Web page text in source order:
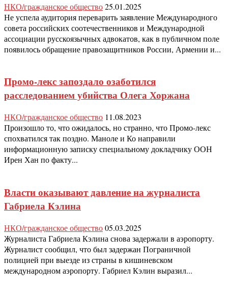
НКО/гражданское общество25.01.2025
Не успела аудитория переварить заявление Международного
совета российских соотечественников и Международной
ассоциации русскоязычных адвокатов, как в публичном поле
появилось обращение правозащитников России, Армении и...
Промо-лекс запоздало озаботился
расследованием убийства Олега Хоржана
НКО/гражданское общество 11.08.2023
Произошло то, что ожидалось, но странно, что Промо-лекс
спохватился так поздно. Маноле и Ко направили
информационную записку специальному докладчику ООН
Ирен Хан по факту...
Власти оказывают давление на журналиста
Габриела Кэлина
НКО/гражданское общество05.03.2025
Журналиста Габриела Кэлина снова задержали в аэропорту.
Журналист сообщил, что был задержан Пограничной
полицией при выезде из страны в кишиневском
международном аэропорту. Габриел Кэлин выразил...